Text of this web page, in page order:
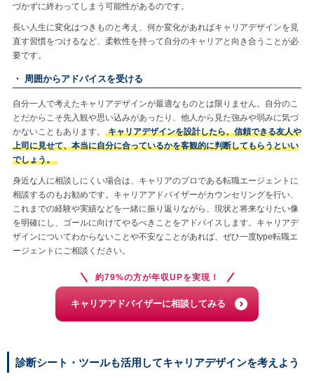
づかずに終わってしまう可能性があるのです。
長い人生に変化はつきものと考え、何か変化があればキャリアデザインを見
直す習慣をつけるなど、柔軟性を持って自分のキャリアと向き合うことが必
要です。
・ 周囲からアドバイスを受ける
自分一人で考えたキャリアデザインが最適なものとは限りません。自分のこ
とだからこそ先入観や思い込みがあったり、他人から見た強みや弱みに気づ
かないこともあります。
キャリアデザインを設計したら、信頼できる友人や
上司に見せて、本当に自分に合っているかを客観的に判断してもらうといい
でしょう。
身近な人に相談しにくい場合は、キャリアのプロである転職エージェントに
相談するのもお勧めです。キャリアアドバイザーがカウンセリングを行い、
これまでの経験や実績などを一緒に振り返りながら、現状と将来なりたい像
を明確にし、ゴールに向けてやるべきことをアドバイスします。キャリアデ
ザインについてわからないことや不安なことがあれば、ぜひ一度type転職エ
ージェントにご相談ください。
約79%の方が年収UPを実現！
キャリアアドバイザーに相談してみる
診断シート・ツールも活用してキャリアデザインを考えよう